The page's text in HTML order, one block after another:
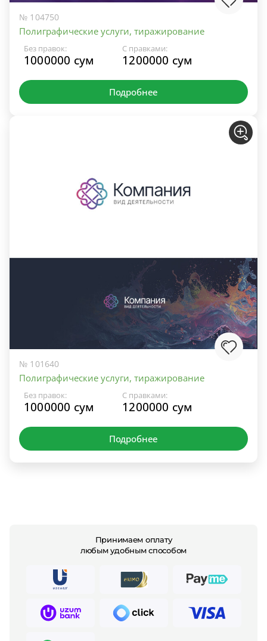
№ 104750
Полиграфические услуги, тиражирование
Без правок:
1000000 сум
С правками:
1200000 сум
Подробнее
№ 101640
Полиграфические услуги, тиражирование
Без правок:
1000000 сум
С правками:
1200000 сум
Подробнее
Принимаем оплату
любым удобным способом